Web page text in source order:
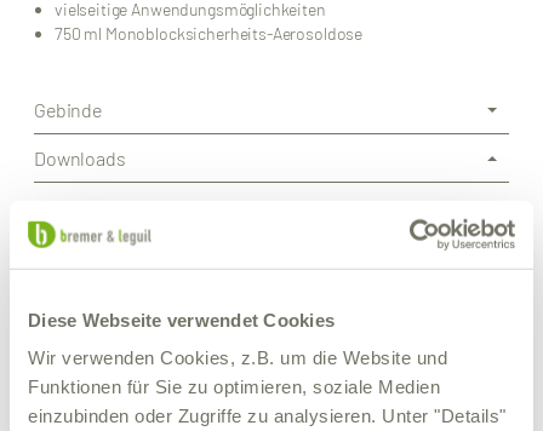
Diese Webseite verwendet Cookies
Wir verwenden Cookies, z.B. um die Website und
Funktionen für Sie zu optimieren, soziale Medien
einzubinden oder Zugriffe zu analysieren. Unter "Details"
vielseitige Anwendungsmöglichkeiten
750 ml Monoblocksicherheits-Aerosoldose
Gebinde
Downloads
Weitere Produkte von Bremer &
Leguil